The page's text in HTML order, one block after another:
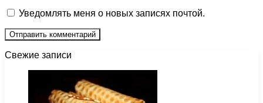
Уведомлять меня о новых записях почтой.
Свежие записи